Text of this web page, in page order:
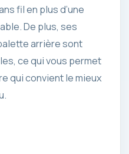
fil en plus d’une
De plus, ses
arrière sont
ce qui vous permet
qui convient le mieux